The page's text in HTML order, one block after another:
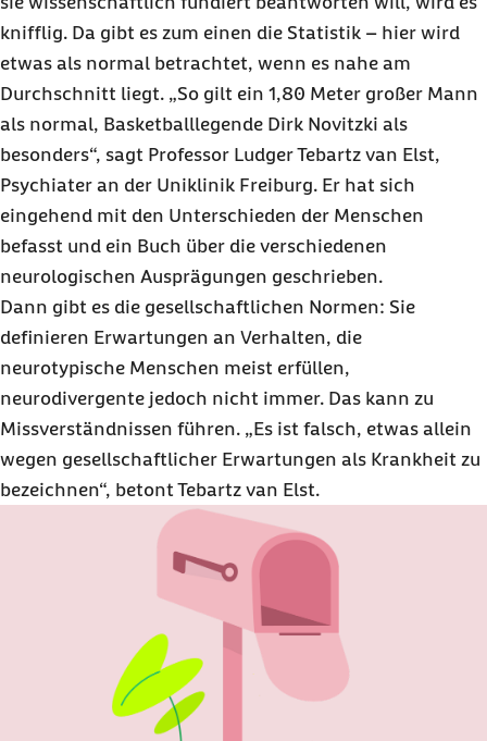
knifflig. Da gibt es zum einen die Statistik – hier wird
etwas als normal betrachtet, wenn es nahe am
Durchschnitt liegt. „So gilt ein 1,80 Meter großer Mann
als normal, Basketballlegende Dirk Novitzki als
besonders“, sagt Professor Ludger Tebartz van Elst,
Psychiater an der Uniklinik Freiburg. Er hat sich
eingehend mit den Unterschieden der Menschen
befasst und ein Buch über die verschiedenen
neurologischen Ausprägungen geschrieben.
Dann gibt es die gesellschaftlichen Normen: Sie
definieren Erwartungen an Verhalten, die
neurotypische Menschen meist erfüllen,
neurodivergente jedoch nicht immer. Das kann zu
Missverständnissen führen. „Es ist falsch, etwas allein
wegen gesellschaftlicher Erwartungen als Krankheit zu
bezeichnen“, betont Tebartz van Elst.